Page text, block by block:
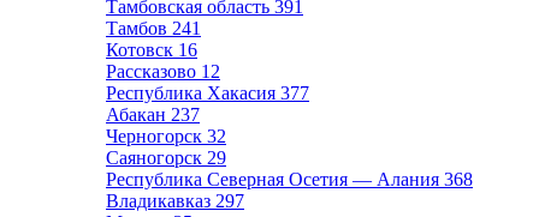
Тамбовская область 391
Тамбов 241
Котовск 16
Рассказово 12
Республика Хакасия 377
Абакан 237
Черногорск 32
Саяногорск 29
Республика Северная Осетия — Алания 368
Владикавказ 297